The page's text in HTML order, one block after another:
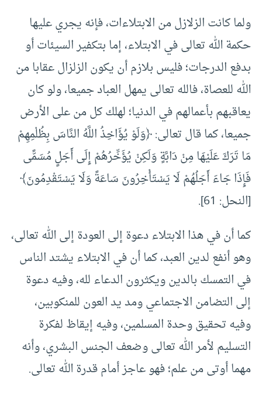
ولما كانت الزلازل من الابتلاءات، فإنه يجري عليها
حكمة الله تعالى في الابتلاء، إما بتكفير السيئات أو
بدفع الدرجات؛ فليس بلازم أن يكون الزلزال عقابا من
الله للعصاة، فالله تعالى يمهل العباد جميعا، ولو كان
يعاقبهم بأعمالهم في الدنيا؛ لهلك كل من على الأرض
جميعا، كما قال تعالى: ﴿‌وَلَوْ ‌يُؤَاخِذُ اللَّهُ النَّاسَ بِظُلْمِهِمْ
مَا تَرَكَ عَلَيْهَا مِنْ دَابَّةٍ وَلَكِنْ يُؤَخِّرُهُمْ إِلَى أَجَلٍ مُسَمًّى
فَإِذَا جَاءَ أَجَلُهُمْ لَا يَسْتَأْخِرُونَ سَاعَةً وَلَا يَسْتَقْدِمُونَ﴾
[النحل: 61].
كما أن في هذا الابتلاء دعوة إلى العودة إلى الله تعالى،
وهو أنفع لدين العبد، كما أن في الابتلاء يشتد الناس
في التمسك بالدين ويكثرون الدعاء لله، وفيه دعوة
إلى التضامن الاجتماعي ومد يد العون للمنكوبين،
وفيه تحقيق وحدة المسلمين، وفيه إيقاظ لفكرة
التسليم لأمر الله تعالى وضعف الجنس البشري، وأنه
مهما أوتى من علم؛ فهو عاجز أمام قدرة الله تعالى.